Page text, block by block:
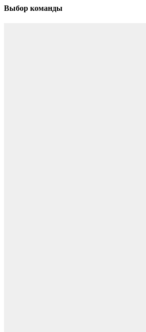
Выбор команды